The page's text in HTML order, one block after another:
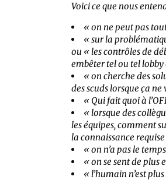
Voici ce que nous
« on ne peut pas
« sur la
ou « les contrôles de
embêter tel ou tel
« on cherche des
des scuds lorsque ça
« Qui fait quoi à
« lorsque des
les équipes, comment
la connaissance requise
« on n’a pas le
« on se sent de plus
« l’humain n’est